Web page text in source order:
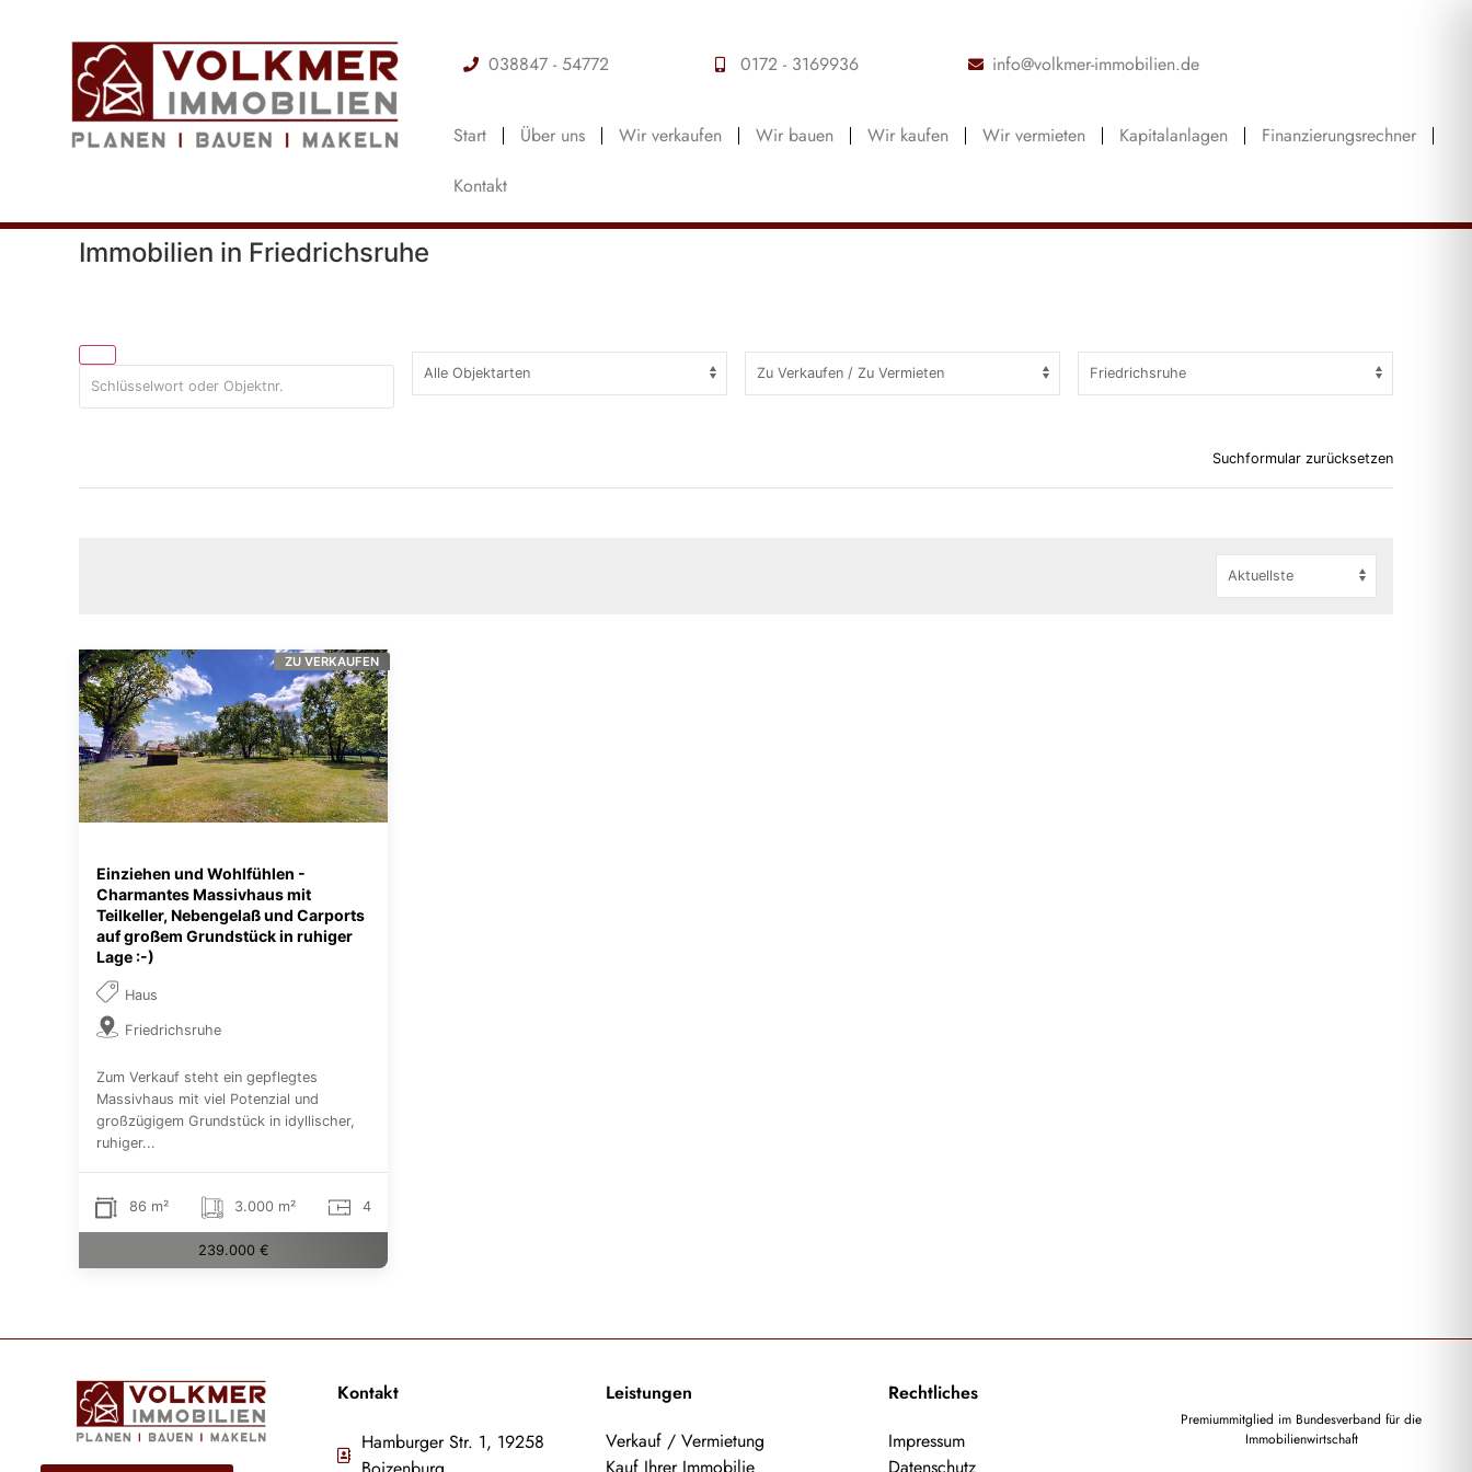
038847 - 54772 0172 - 3169936 info@volkmer-immobilien.de
Start Über uns Wir verkaufen Wir bauen Wir kaufen Wir vermieten Kapitalanlagen
Finanzierungsrechner
Kontakt
Immobilien in Friedrichsruhe
Suchformular zurücksetzen
Einziehen und Wohlfühlen -
Charmantes Massivhaus mit
Teilkeller, Nebengelaß und Carports
auf großem Grundstück in ruhiger
Lage :-)
Haus
Friedrichsruhe
Zum Verkauf steht ein gepflegtes
Massivhaus mit viel Potenzial und
großzügigem Grundstück in idyllischer,
ruhiger...
86 m² 3.000 m² 4
239.000 €
ZU VERKAUFEN
Kontakt
Hamburger Str. 1, 19258
Leistungen
Verkauf / Vermietung
Rechtliches
Impressum
Premiummitglied im Bundesverband für die
Immobilienwirtschaft